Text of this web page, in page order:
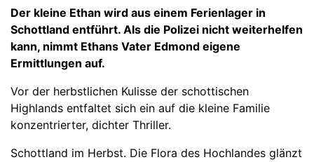
Der kleine Ethan wird aus einem Ferienlager in
Schottland entführt. Als die Polizei nicht weiterhelfen
kann, nimmt Ethans Vater Edmond eigene
Ermittlungen auf.
Vor der herbstlichen Kulisse der schottischen
Highlands entfaltet sich ein auf die kleine Familie
konzentrierter, dichter Thriller.
Schottland im Herbst. Die Flora des Hochlandes glänzt